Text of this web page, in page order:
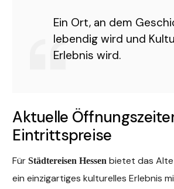
Ein Ort, an dem
lebendig wird und
Erlebnis wird.
Aktuelle
Eintrittspreise
FürStädtereisen Hessen bietet das Alte
ein einzigartiges kulturelles Erlebnis